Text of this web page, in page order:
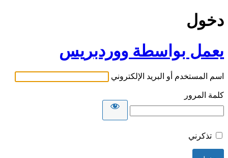
دخول
يعمل بواسطة ووردبريس
اسم المستخدم أو البريد الإلكتروني
كلمة المرور
تذكرني